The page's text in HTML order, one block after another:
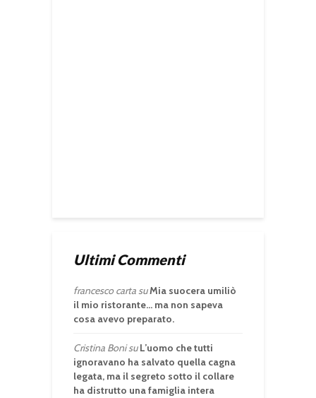
Ultimi Commenti
francesco cartasuMia suocera umiliò
il mio ristorante… ma non sapeva
cosa avevo preparato.
Cristina BonisuL’uomo che tutti
ignoravano ha salvato quella cagna
legata, ma il segreto sotto il collare
ha distrutto una famiglia intera